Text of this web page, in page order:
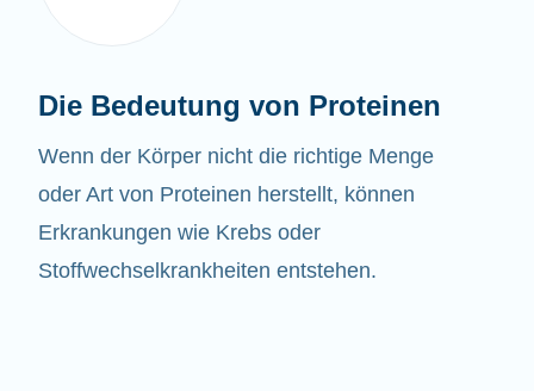
Die Bedeutung von Proteinen
Wenn der Körper nicht die richtige Menge
oder Art von Proteinen herstellt, können
Erkrankungen wie Krebs oder
Stoffwechselkrankheiten entstehen.